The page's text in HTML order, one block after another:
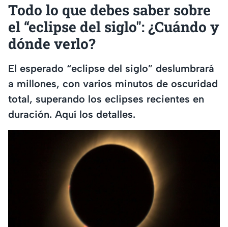
Todo lo que debes saber sobre
el “eclipse del siglo": ¿Cuándo y
dónde verlo?
El esperado “eclipse del siglo” deslumbrará
a millones, con varios minutos de oscuridad
total, superando los eclipses recientes en
duración. Aquí los detalles.